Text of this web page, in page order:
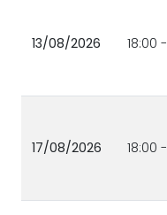
13/08/2026 18:00
17/08/2026 18:00